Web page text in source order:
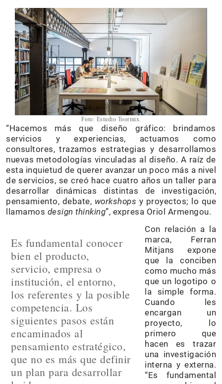
Foto: Estudio Toormix.
“Hacemos más que diseño gráfico: brindamos
servicios y experiencias, actuamos como
consultores, trazamos estrategias y desarrollamos
nuevas metodologías vinculadas al diseño. A raíz de
esta inquietud de querer avanzar un poco más a nivel
de servicios, se creó hace cuatro años un taller para
desarrollar dinámicas distintas de investigación,
pensamiento, debate, workshops y proyectos; lo que
llamamos design thinking”, expresa Oriol Armengou.
Es fundamental conocer
bien el producto,
servicio, empresa o
institución, el entorno,
los referentes y la posible
competencia. Los
siguientes pasos están
encaminados al
pensamiento estratégico,
que no es más que definir
un plan para desarrollar
Con relación a la
marca, Ferran
Mitjans expone
que la conciben
como mucho más
que un logotipo o
la simple forma.
Cuando les
encargan un
proyecto, lo
primero que
hacen es trazar
una investigación
interna y externa.
“Es fundamental